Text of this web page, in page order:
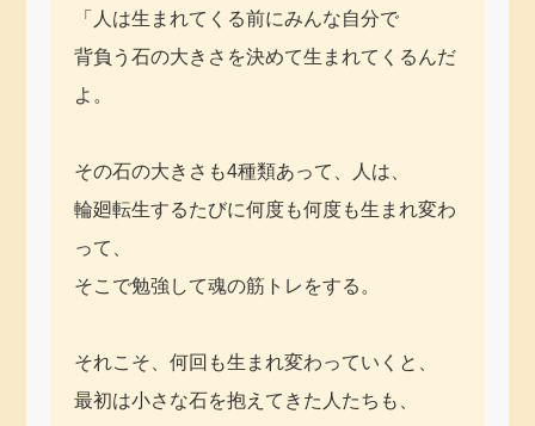
「人は生まれてくる前にみんな自分で
背負う石の大きさを決めて生まれてくるんだ
よ。
その石の大きさも4種類あって、人は、
輪廻転生するたびに何度も何度も生まれ変わ
って、
そこで勉強して魂の筋トレをする。
それこそ、何回も生まれ変わっていくと、
最初は小さな石を抱えてきた人たちも、